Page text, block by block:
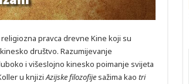
pravca drevne Kine koji su
društvo. Razumijevanje
i višeslojno kinesko poimanje svijeta
u knjiziAzijske filozofijesažima kao tri